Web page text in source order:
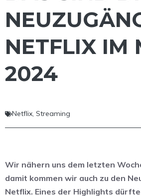
NETFLIX IM
2024
Netflix, Streaming
Wir nähern uns dem letzten
damit kommen wir auch zu den
Netflix. Eines der Highlights